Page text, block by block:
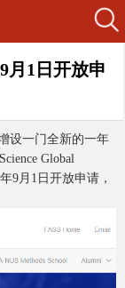
月1日开放申
设一门全新的一年
Global
9月1日开放申请，